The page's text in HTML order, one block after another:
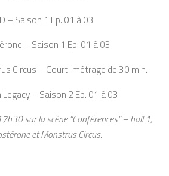
– Saison 1 Ep. 01 à 03
– Saison 1 Ep. 01 à 03
Circus – Court-métrage de 30 min.
– Saison 2 Ep. 01 à 03
sur la scène “Conférences” – hall 1,
et Monstrus Circus.